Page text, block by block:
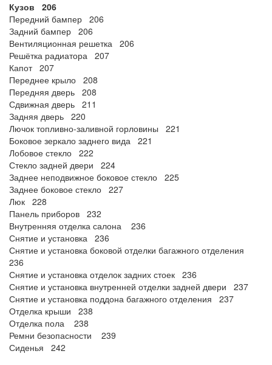
Кузов 206
Передний бампер 206
Задний бампер 206
Вентиляционная решетка 206
Решётка радиатора 207
Капот 207
Переднее крыло 208
Передняя дверь 208
Сдвижная дверь 211
Задняя дверь 220
Лючок топливно-заливной горловины 221
Боковое зеркало заднего вида 221
Лобовое стекло 222
Стекло задней двери 224
Заднее неподвижное боковое стекло 225
Заднее боковое стекло 227
Люк 228
Панель приборов 232
Внутренняя отделка салона 236
Снятие и установка 236
Снятие и установка боковой отделки багажного отделения
236
Снятие и установка отделок задних стоек 236
Снятие и установка внутренней отделки задней двери 237
Снятие и установка поддона багажного отделения 237
Отделка крыши 238
Отделка пола 238
Ремни безопасности 239
Сиденья 242